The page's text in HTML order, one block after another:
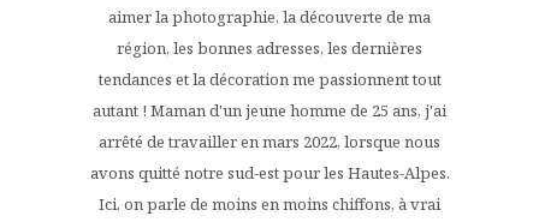
aimer la photographie, la découverte de ma
région, les bonnes adresses, les dernières
tendances et la décoration me passionnent tout
autant ! Maman d'un jeune homme de 25 ans, j'ai
arrêté de travailler en mars 2022, lorsque nous
avons quitté notre sud-est pour les Hautes-Alpes.
Ici, on parle de moins en moins chiffons, à vrai